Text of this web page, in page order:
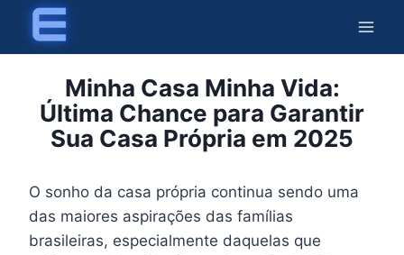
content
Minha Casa Minha Vida:
Última Chance para Garantir
Sua Casa Própria em 2025
O sonho da casa própria continua sendo uma
das maiores aspirações das famílias
brasileiras, especialmente daquelas que